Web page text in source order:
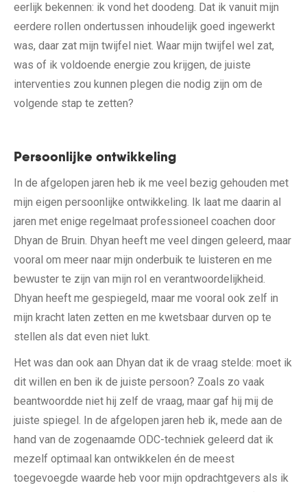
eerlijk bekennen: ik vond het doodeng. Dat ik vanuit mijn
eerdere rollen ondertussen inhoudelijk goed ingewerkt
was, daar zat mijn twijfel niet. Waar mijn twijfel wel zat,
was of ik voldoende energie zou krijgen, de juiste
interventies zou kunnen plegen die nodig zijn om de
volgende stap te zetten?
Persoonlijke ontwikkeling
In de afgelopen jaren heb ik me veel bezig gehouden met
mijn eigen persoonlijke ontwikkeling. Ik laat me daarin al
jaren met enige regelmaat professioneel coachen door
Dhyan de Bruin. Dhyan heeft me veel dingen geleerd, maar
vooral om meer naar mijn onderbuik te luisteren en me
bewuster te zijn van mijn rol en verantwoordelijkheid.
Dhyan heeft me gespiegeld, maar me vooral ook zelf in
mijn kracht laten zetten en me kwetsbaar durven op te
stellen als dat even niet lukt.
Het was dan ook aan Dhyan dat ik de vraag stelde: moet ik
dit willen en ben ik de juiste persoon? Zoals zo vaak
beantwoordde niet hij zelf de vraag, maar gaf hij mij de
juiste spiegel. In de afgelopen jaren heb ik, mede aan de
hand van de zogenaamde ODC-techniek geleerd dat ik
mezelf optimaal kan ontwikkelen én de meest
toegevoegde waarde heb voor mijn opdrachtgevers als ik